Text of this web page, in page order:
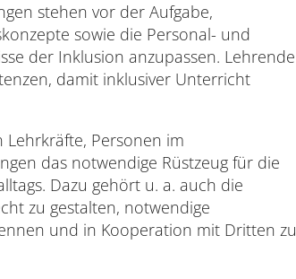
stehen vor der Aufgabe,
sowie die Personal- und
der Inklusion anzupassen. Lehrende
damit inklusiver Unterricht
Lehrkräfte, Personen im
das notwendige Rüstzeug für die
Dazu gehört u. a. auch die
zu gestalten, notwendige
und in Kooperation mit Dritten zu